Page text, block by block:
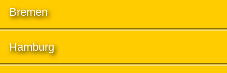
Bremen
Hamburg